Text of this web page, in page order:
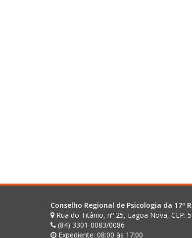
Conselho Regional de Psicologia da 17ª
Rua do Titânio, nº 25, Lagoa Nova, CEP:
(84) 3301-0083/0086
Expediente: 08:00 às 17:00